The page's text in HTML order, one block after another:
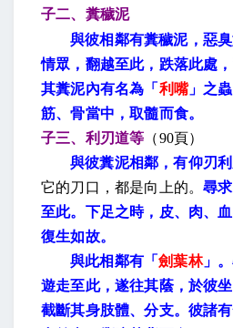
子二、糞穢泥
與彼相鄰有糞穢泥，惡
情眾，翻越至此，跌落此處
其糞泥內有名為「 利嘴」之
筋、骨當中，取髓而食。
子三、利刃道等 （90頁）
與彼糞泥相鄰，有仰刃利
它的刀口，都是向上的。尋
至此。下足之時，皮、肉、
復生如故。
與此相鄰有「劍葉林」
遊走至此，遂往其蔭，於彼
截斷其身肢體、分支。彼諸